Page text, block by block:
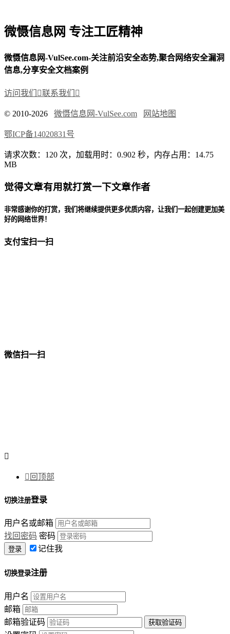
微慑信息网 专注工匠精神
微慑信息网-VulSee.com-关注前沿安全态势,聚合网络安全漏洞
信息,分享安全文档案例
访问我们 联系我们 
© 2010-2026 微慑信息网-VulSee.com 网站地图
鄂ICP备14020831号
请求次数：120 次，加载用时：0.902 秒，内存占用：14.75
MB
觉得文章有用就打赏一下文章作者
非常感谢你的打赏，我们将继续提供更多优质内容，让我们一起创建更加美
好的网络世界！
支付宝扫一扫
微信扫一扫

 回顶部
切换注册登录
用户名或邮箱
找回密码 密码
记住我
切换登录注册
用户名
邮箱
邮箱验证码